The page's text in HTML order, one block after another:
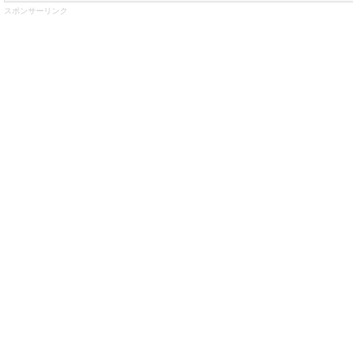
スポンサーリンク